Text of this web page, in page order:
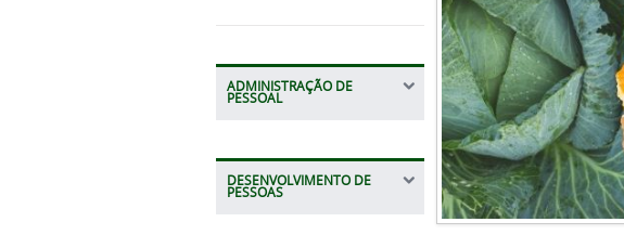
ADMINISTRAÇÃO DE
PESSOAL
DESENVOLVIMENTO DE
PESSOAS